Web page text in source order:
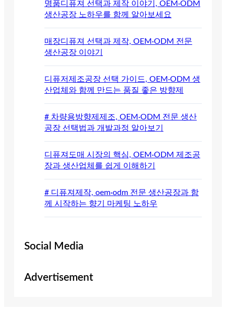
명품디퓨져 선택과 제작 이야기, OEM·ODM
생산공장 노하우를 함께 알아보세요
매장디퓨져 선택과 제작, OEM·ODM 전문
생산공장 이야기
디퓨저제조공장 선택 가이드, OEM·ODM 생
산업체와 함께 만드는 품질 좋은 방향제
# 차량용방향제제조, OEM·ODM 전문 생산
공장 선택법과 개발과정 알아보기
디퓨져도매 시장의 핵심, OEM·ODM 제조공
장과 생산업체를 쉽게 이해하기
# 디퓨져제작, oem·odm 전문 생산공장과 함
께 시작하는 향기 마케팅 노하우
Social Media
Advertisement